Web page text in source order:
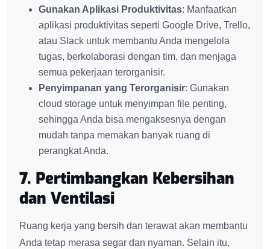
Gunakan Aplikasi Produktivitas: Manfaatkan
aplikasi produktivitas seperti Google Drive, Trello,
atau Slack untuk membantu Anda mengelola
tugas, berkolaborasi dengan tim, dan menjaga
semua pekerjaan terorganisir.
Penyimpanan yang Terorganisir: Gunakan
cloud storage untuk menyimpan file penting,
sehingga Anda bisa mengaksesnya dengan
mudah tanpa memakan banyak ruang di
perangkat Anda.
7. Pertimbangkan Kebersihan
dan Ventilasi
Ruang kerja yang bersih dan terawat akan membantu
Anda tetap merasa segar dan nyaman. Selain itu,